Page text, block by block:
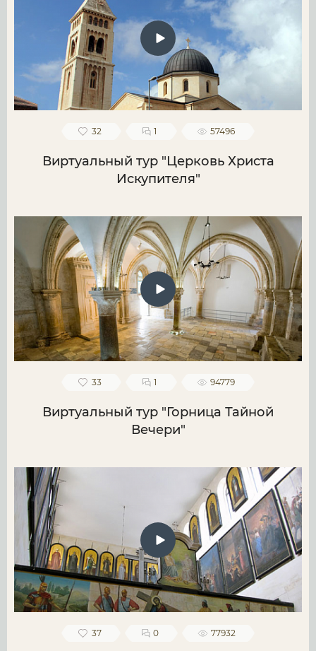
32 1 57496
Виртуальный тур "Церковь Христа
Искупителя"
33 1 94779
Виртуальный тур "Горница Тайной
Вечери"
37 0 77932